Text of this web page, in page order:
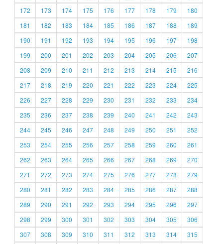
172
173 174 175 176 177 178 179
180
181
182 183 184 185 186 187 188
189
190
191 192 193 194 195 196 197
198
199
200 201 202 203 204 205 206
207
208
209 210 211 212 213 214 215
216
217
218 219 220 221 222 223 224
225
226
227 228 229 230 231 232 233
234
235
236 237 238 239 240 241 242
243
244
245 246 247 248 249 250 251
252
253
254 255 256 257 258 259 260
261
262
263 264 265 266 267 268 269
270
271
272 273 274 275 276 277 278
279
280
281 282 283 284 285 286 287
288
289
290 291 292 293 294 295 296
297
298
299 300 301 302 303 304 305
306
307
308 309 310 311 312 313 314 315